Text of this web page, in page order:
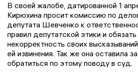
В своей жалобе, датированной 1
Кирюхина просит комиссию по
депутата Шевченко к
правил депутатской этики и
некорректность своих
ей извинения. Так же она оставила
обратиться по этому поводу в суд.